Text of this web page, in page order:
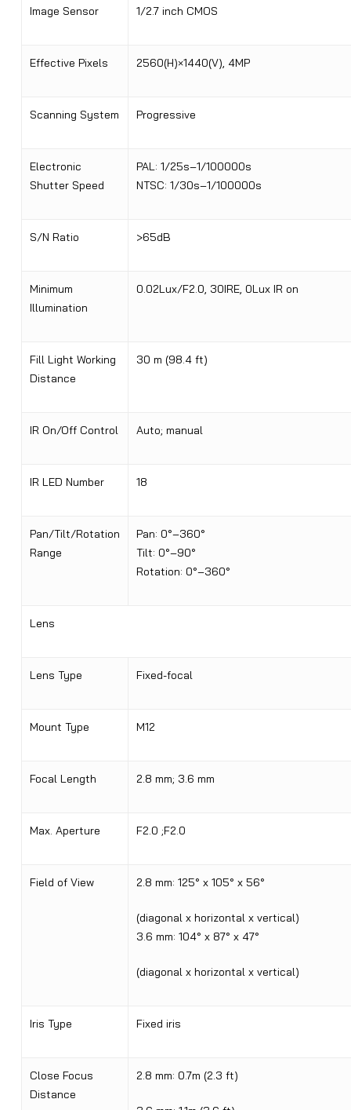
Image Sensor 1/2.7 inch CMOS
Effective Pixels 2560(H)×1440(V), 4MP
Scanning System Progressive
Electronic
Shutter Speed
PAL: 1/25s–1/100000s
NTSC: 1/30s–1/100000s
S/N Ratio >65dB
Minimum
Illumination
0.02Lux/F2.0, 30IRE, 0Lux IR on
Fill Light Working
Distance
30 m (98.4 ft)
IR On/Off Control Auto; manual
IR LED Number 18
Pan/Tilt/Rotation
Range
Pan: 0°–360°
Tilt: 0°–90°
Rotation: 0°–360°
Lens
Lens Type Fixed-focal
Mount Type M12
Focal Length 2.8 mm; 3.6 mm
Max. Aperture F2.0 ;F2.0
Field of View 2.8 mm: 125° x 105° x 56°
(diagonal x horizontal x vertical)
3.6 mm: 104° x 87° x 47°
(diagonal x horizontal x vertical)
Iris Type Fixed iris
Close Focus
Distance
2.8 mm: 0.7m (2.3 ft)